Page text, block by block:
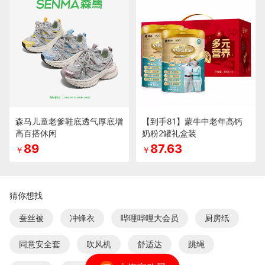
森马儿童老爹鞋底透气厚底增
高百搭休闲
￥ 89
【到手81】蒙牛中老年高钙
奶粉2罐礼盒装
￥ 87.63
猜你想找
蚕丝被 冲锋衣 哔哩哔哩大会员 厨房纸
同意安全套 吹风机 舒适达 跳绳